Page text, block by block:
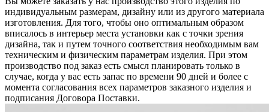
индивидуальным размерам, дизайну или из другого материала
изготовления. Для того, чтобы оно оптимальным образом
вписалось в интерьер места установки как с точки зрения
дизайна, так и путем точного соответствия необходимым вам
техническим и физическим параметрам изделия. При этом
производство под заказ есть смысл планировать только в
случае, когда у вас есть запас по времени 90 дней и более с
момента согласования всех параметров заказного изделия и
подписания Договора Поставки.